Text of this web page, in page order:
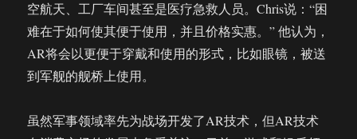
空航天、工厂车间甚至是医疗急救人员。Chris说：“困
难在于如何使其便于使用，并且价格实惠。” 他认为，
AR将会以更便于穿戴和使用的形式，比如眼镜，被送
到军舰的舰桥上使用。
虽然军事领域率先为战场开发了AR技术，但AR技术